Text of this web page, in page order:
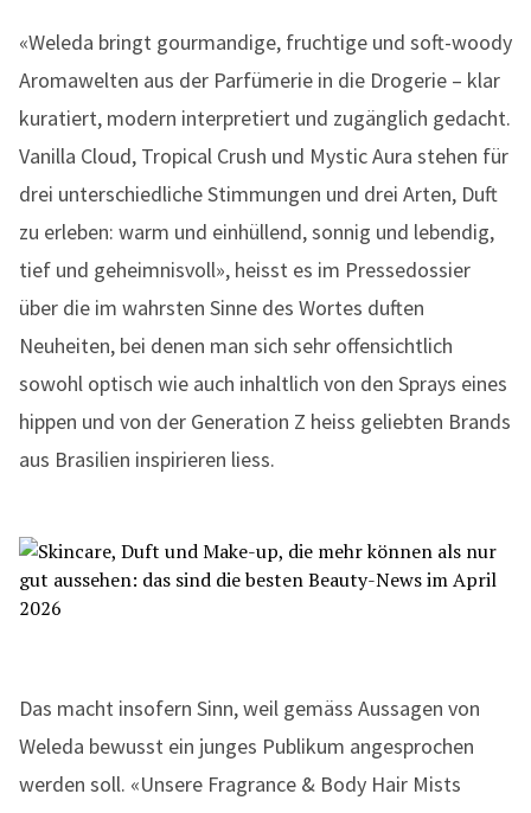
«Weleda bringt gourmandige, fruchtige und soft-woody
Aromawelten aus der Parfümerie in die Drogerie – klar
kuratiert, modern interpretiert und zugänglich gedacht.
Vanilla Cloud, Tropical Crush und Mystic Aura stehen für
drei unterschiedliche Stimmungen und drei Arten, Duft
zu erleben: warm und einhüllend, sonnig und lebendig,
tief und geheimnisvoll», heisst es im Pressedossier
über die im wahrsten Sinne des Wortes duften
Neuheiten, bei denen man sich sehr offensichtlich
sowohl optisch wie auch inhaltlich von den Sprays eines
hippen und von der Generation Z heiss geliebten Brands
aus Brasilien inspirieren liess.
Das macht insofern Sinn, weil gemäss Aussagen von
Weleda bewusst ein junges Publikum angesprochen
werden soll. «Unsere Fragrance & Body Hair Mists